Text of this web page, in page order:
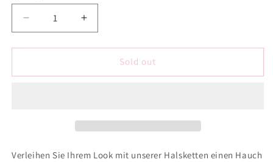
Decrease
quantity
for
style
Increase
quantity
for
style
Sold out
Verleihen Sie Ihrem Look mit unserer Halsketten einen Hauch